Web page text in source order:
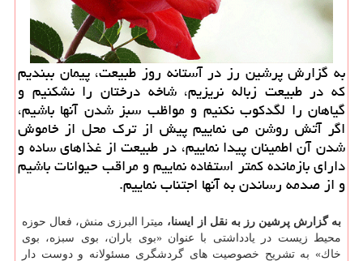
به گزارش پرشین رز در آستانه روز طبیعت، پیمان ببندیم
كه در طبیعت زباله نریزیم، شاخه درختان را نشكنیم و
گیاهان را لگدكوب نكنیم و مواظب سبز شدن آنها باشیم،
اگر آتش روشن می نماییم پیش از ترك محل از خاموش
شدن آن اطمینان پیدا نماییم، در طبیعت از غذاهای ساده و
دارای بازمانده كمتر استفاده نماییم و مراقب حیوانات باشیم
و از صدمه رساندن به آنها اجتناب نماییم.
به گزارش پرشین رز به نقل از ایسنا، میترا البرزی منش، فعال حوزه
محیط زیست در یادداشتی با عنوان «بوی باران، بوی سبزه، بوی
خاك» به تشریح خصوصیت های گردشگری مسئولانه و دوست دار